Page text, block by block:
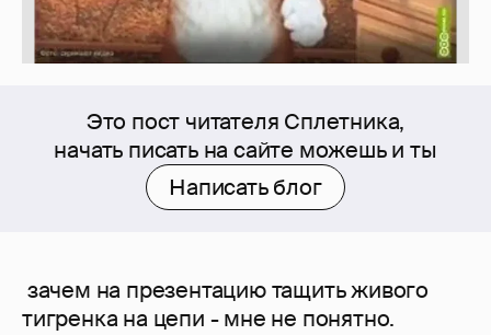
Это пост читателя Сплетника,
начать писать на сайте можешь и ты
Написать блог
зачем на презентацию тащить живого
тигренка на цепи - мне не понятно.